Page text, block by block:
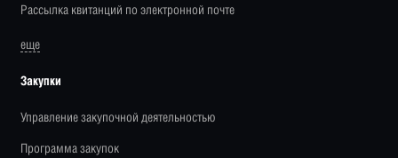
Рассылка квитанций по электронной почте
еще
Закупки
Управление закупочной деятельностью
Программа закупок